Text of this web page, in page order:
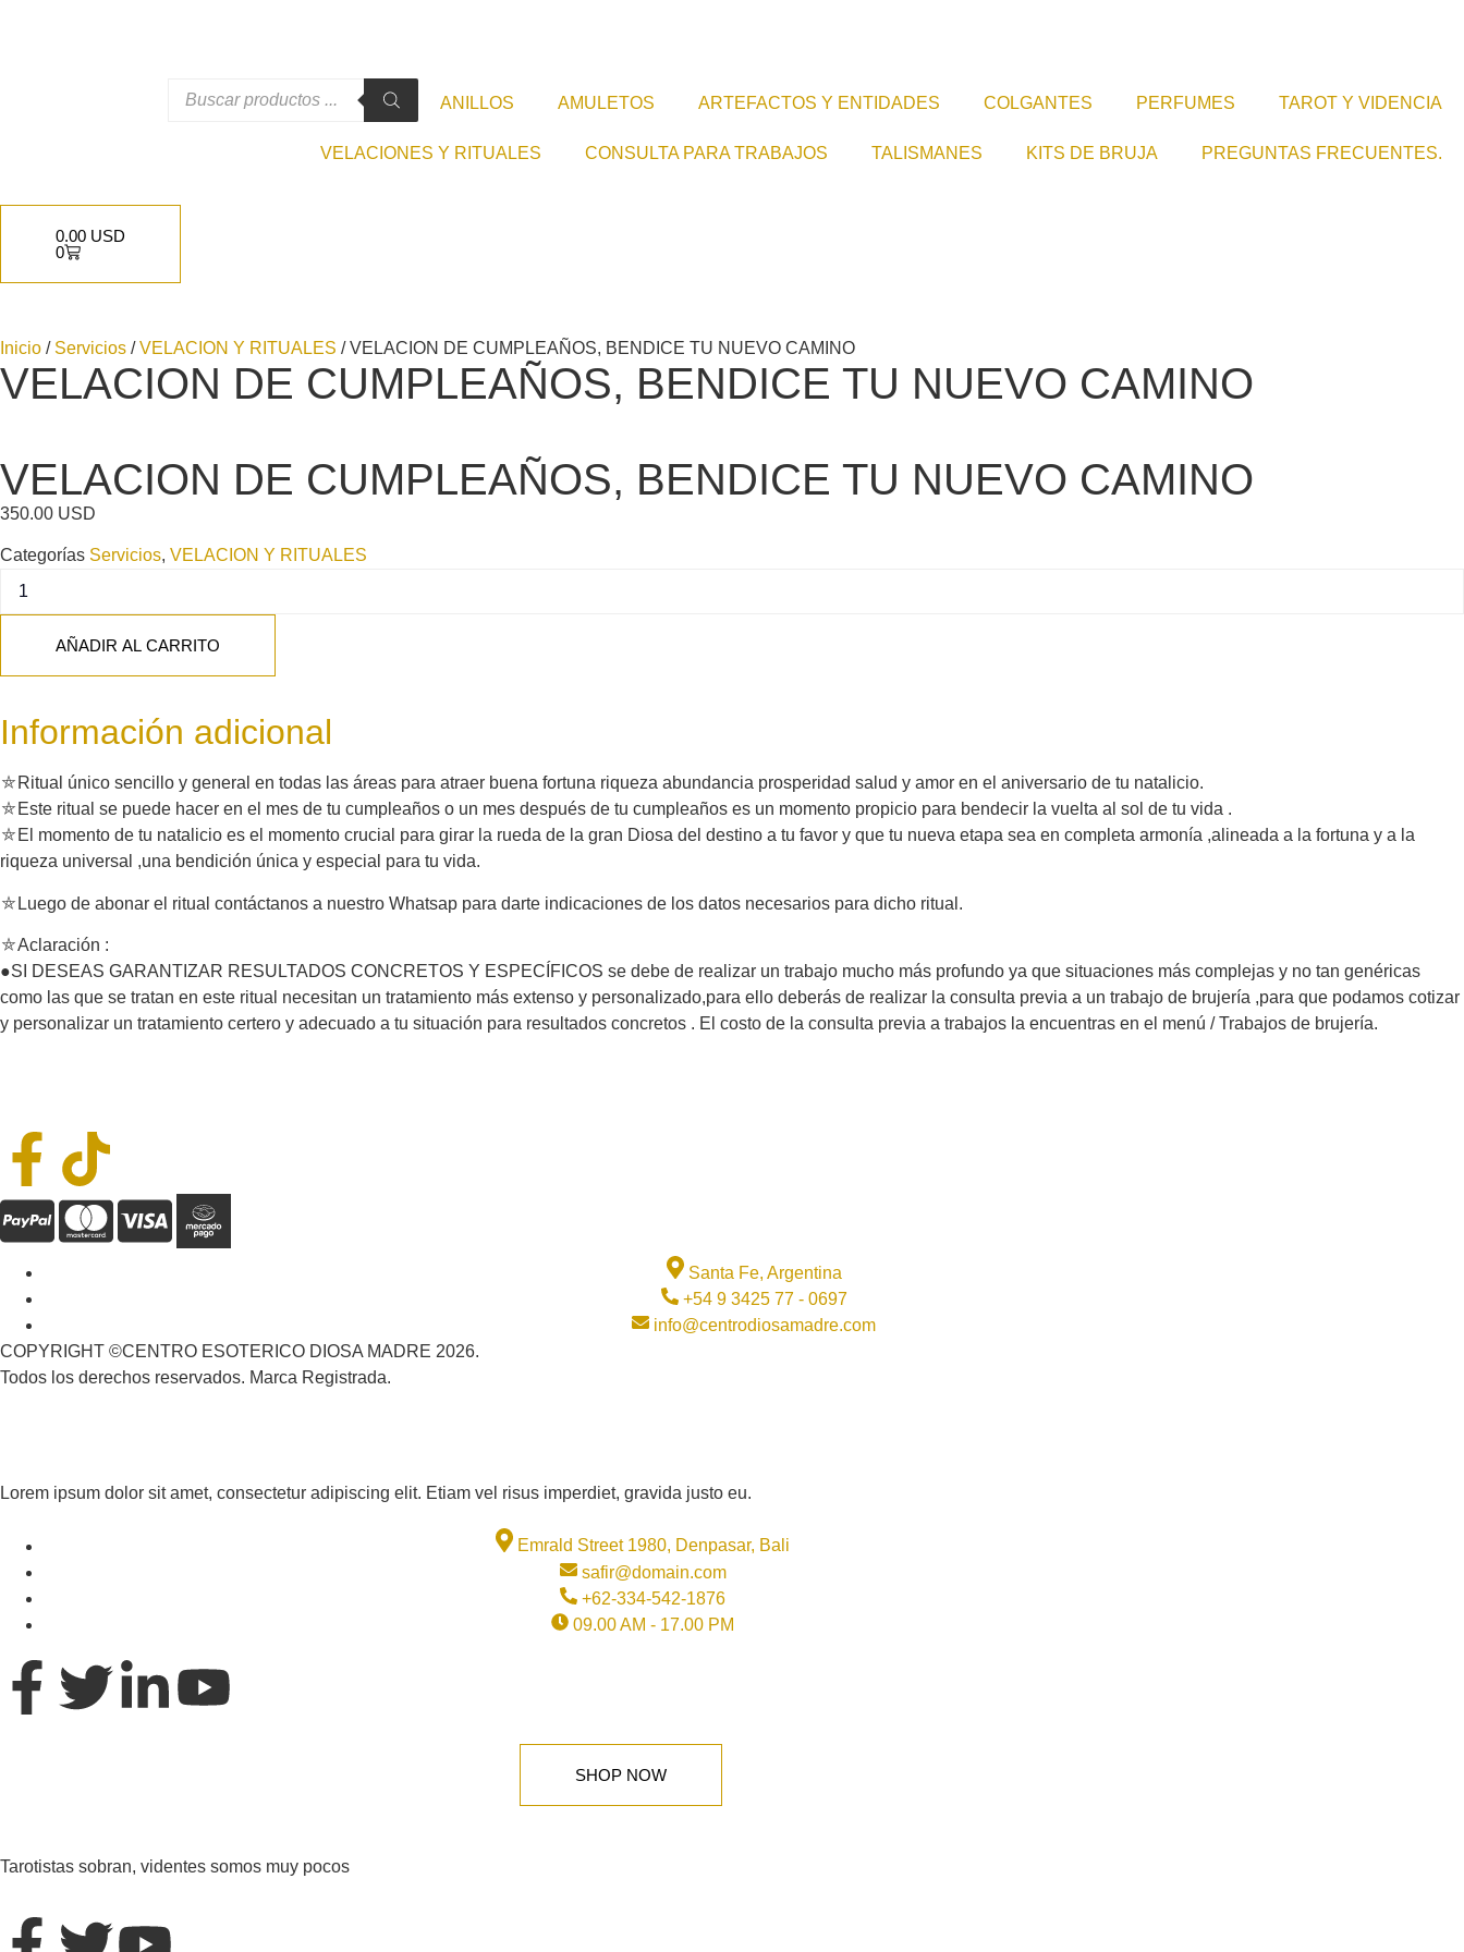
ANILLOS AMULETOS ARTEFACTOS Y ENTIDADES COLGANTES PERFUMES TAROT Y VIDENCIA
VELACIONES Y RITUALES CONSULTA PARA TRABAJOS TALISMANES KITS DE BRUJA PREGUNTAS FRECUENTES.
0.00 USD
0
Inicio / Servicios /VELACION Y RITUALES / VELACION DE CUMPLEAÑOS, BENDICE TU NUEVO CAMINO
VELACION DE CUMPLEAÑOS, BENDICE TU NUEVO CAMINO
VELACION DE CUMPLEAÑOS, BENDICE TU NUEVO CAMINO
350.00 USD
Categorías Servicios, VELACION Y RITUALES
AÑADIR AL CARRITO
Información adicional
⛤Ritual único sencillo y general en todas las áreas para atraer buena fortuna riqueza abundancia prosperidad salud y amor en el aniversario de tu natalicio.
⛤Este ritual se puede hacer en el mes de tu cumpleaños o un mes después de tu cumpleaños es un momento propicio para bendecir la vuelta al sol de tu vida .
⛤El momento de tu natalicio es el momento crucial para girar la rueda de la gran Diosa del destino a tu favor y que tu nueva etapa sea en completa armonía ,alineada a la fortuna y a la
riqueza universal ,una bendición única y especial para tu vida.
⛤Luego de abonar el ritual contáctanos a nuestro Whatsap para darte indicaciones de los datos necesarios para dicho ritual.
⛤Aclaración :
●SI DESEAS GARANTIZAR RESULTADOS CONCRETOS Y ESPECÍFICOS se debe de realizar un trabajo mucho más profundo ya que situaciones más complejas y no tan genéricas
como las que se tratan en este ritual necesitan un tratamiento más extenso y personalizado,para ello deberás de realizar la consulta previa a un trabajo de brujería ,para que podamos cotizar
y personalizar un tratamiento certero y adecuado a tu situación para resultados concretos . El costo de la consulta previa a trabajos la encuentras en el menú / Trabajos de brujería.
Santa Fe, Argentina
+54 9 3425 77 - 0697
info@centrodiosamadre.com
COPYRIGHT ©CENTRO ESOTERICO DIOSA MADRE 2026.
Todos los derechos reservados. Marca Registrada.
Lorem ipsum dolor sit amet, consectetur adipiscing elit. Etiam vel risus imperdiet, gravida justo eu.
Emrald Street 1980, Denpasar, Bali
safir@domain.com
+62-334-542-1876
09.00 AM - 17.00 PM
SHOP NOW
Tarotistas sobran, videntes somos muy pocos